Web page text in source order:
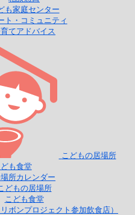
も家庭センター
ト・コミュニティ
てアドバイス
こどもの居場所
も食堂
所カレンダー
どもの居場所
こども食堂
ボンプロジェクト参加飲食店）